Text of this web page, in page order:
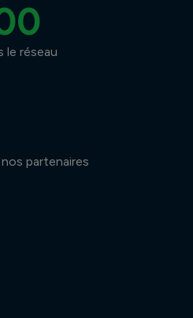
le réseau
partenaires